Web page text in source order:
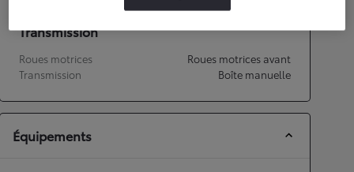
Transmission
Roues motrices
Roues motrices avant
Transmission
Boîte manuelle
Équipements